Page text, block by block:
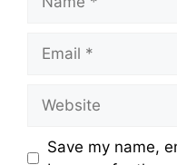
Save my name,